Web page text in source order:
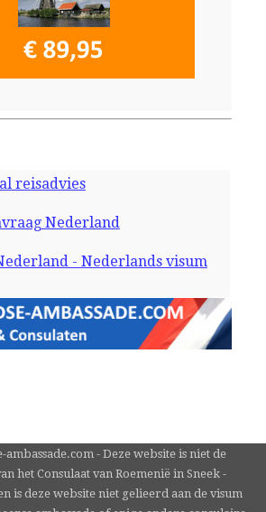
reisadvies
Nederland
- Nederlands visum
- Deze website is niet de
het Consulaat van Roemenië in Sneek -
is deze website niet gelieerd aan de visum